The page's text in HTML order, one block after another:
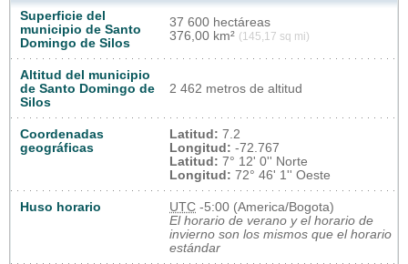
Superficie del
municipio de Santo
Domingo de Silos
37 600 hectáreas
376,00 km² (145,17 sq mi)
Altitud del municipio
de Santo Domingo de
Silos
2 462 metros de altitud
Coordenadas
geográficas
Latitud: 7.2
Longitud: -72.767
Latitud: 7° 12' 0'' Norte
Longitud: 72° 46' 1'' Oeste
Huso horario UTC -5:00 (America/Bogota)
El horario de verano y el horario de
invierno son los mismos que el horario
estándar